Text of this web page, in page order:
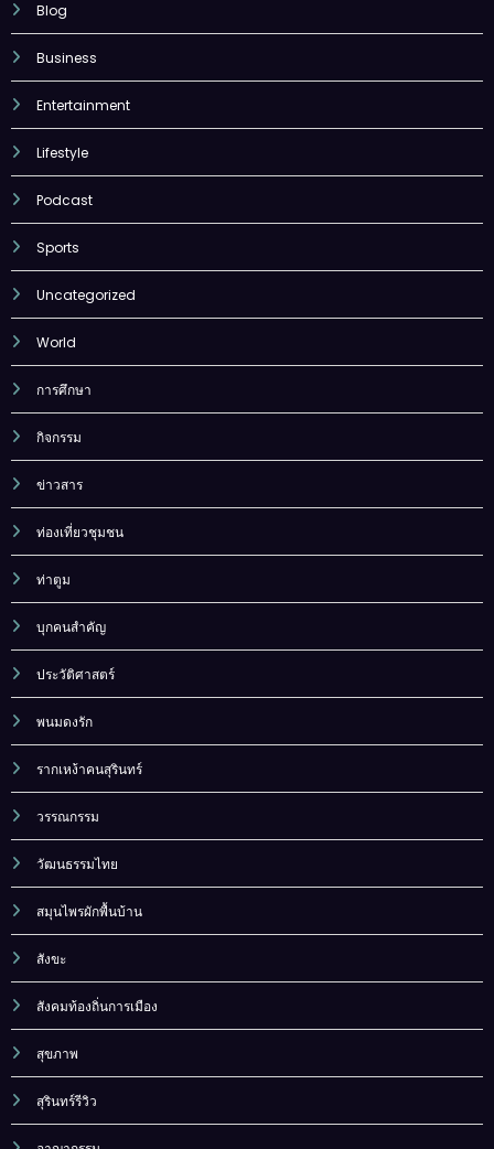
Blog
Business
Entertainment
Lifestyle
Podcast
Sports
Uncategorized
World
การศึกษา
กิจกรรม
ข่าวสาร
ท่องเที่ยวชุมชน
ท่าตูม
บุกคนสำคัญ
ประวัติศาสตร์
พนมดงรัก
รากเหง้าคนสุรินทร์
วรรณกรรม
วัฒนธรรมไทย
สมุนไพรผักพื้นบ้าน
สังขะ
สังคมท้องถิ่นการเมือง
สุขภาพ
สุรินทร์รีวิว